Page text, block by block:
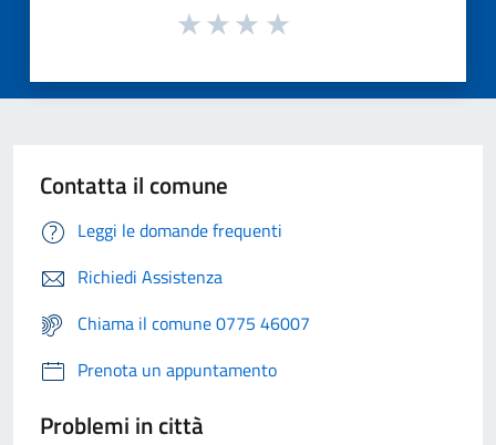
Contatta il comune
Leggi le domande frequenti
Richiedi Assistenza
Chiama il comune 0775 46007
Prenota un appuntamento
Problemi in città